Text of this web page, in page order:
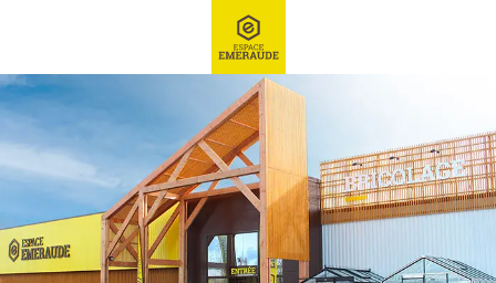
Ex : Robot tondeuse, ...
Produits et équipements vétérinaire
TONTE ET SOIN DU POIL